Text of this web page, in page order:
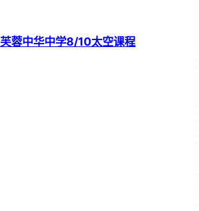
芙蓉中华中学8/10太空课程